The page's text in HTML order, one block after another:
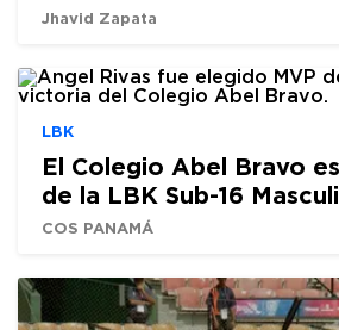
Jhavid Zapata
LBK
El Colegio Abel Bravo
de la LBK Sub-16
COS PANAMÁ